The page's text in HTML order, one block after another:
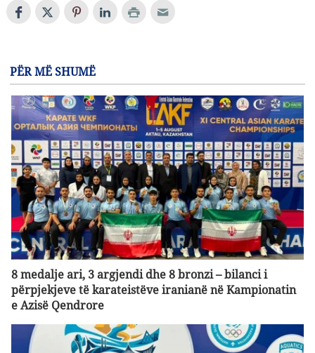
PËR MË SHUMË
8 medalje ari, 3 argjendi dhe 8 bronzi – bilanci i
përpjekjeve të karateistëve iranianë në Kampionatin
e Azisë Qendrore